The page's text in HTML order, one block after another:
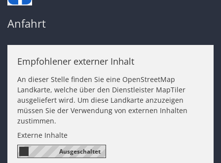
Anfahrt
Empfohlener externer Inhalt
An dieser Stelle finden Sie eine OpenStreetMap
Landkarte, welche über den Dienstleister MapTiler
ausgeliefert wird. Um diese Landkarte anzuzeigen
müssen Sie der Verwendung von externen Inhalten
zustimmen.
Externe Inhalte